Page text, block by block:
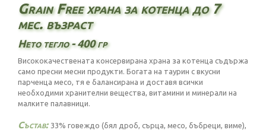
Grain Free храна за котенца до 7
мес. възраст
Нето тегло - 400 гр
Висококачествената консервирана храна за котенца съдържа
само пресни месни продукти. Богата на таурин с вкусни
парченца месо, тя е балансирана и доставя всички
необходими хранителни вещества, витамини и минерали на
малките палавници.
Състав: 33% говеждо (бял дроб, сърца, месо, бъбреци, виме),